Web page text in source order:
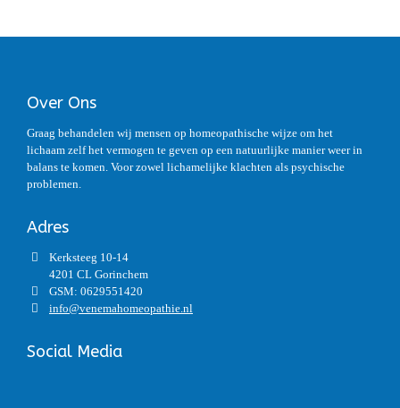
Over Ons
Graag behandelen wij mensen op homeopathische wijze om het
lichaam zelf het vermogen te geven op een natuurlijke manier weer in
balans te komen. Voor zowel lichamelijke klachten als psychische
problemen.
Adres
Kerksteeg 10-14
4201 CL Gorinchem
GSM: 0629551420
info@venemahomeopathie.nl
Social Media